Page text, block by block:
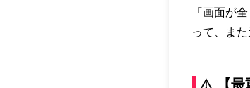
「画面が
って、ま
⚠️ 【最